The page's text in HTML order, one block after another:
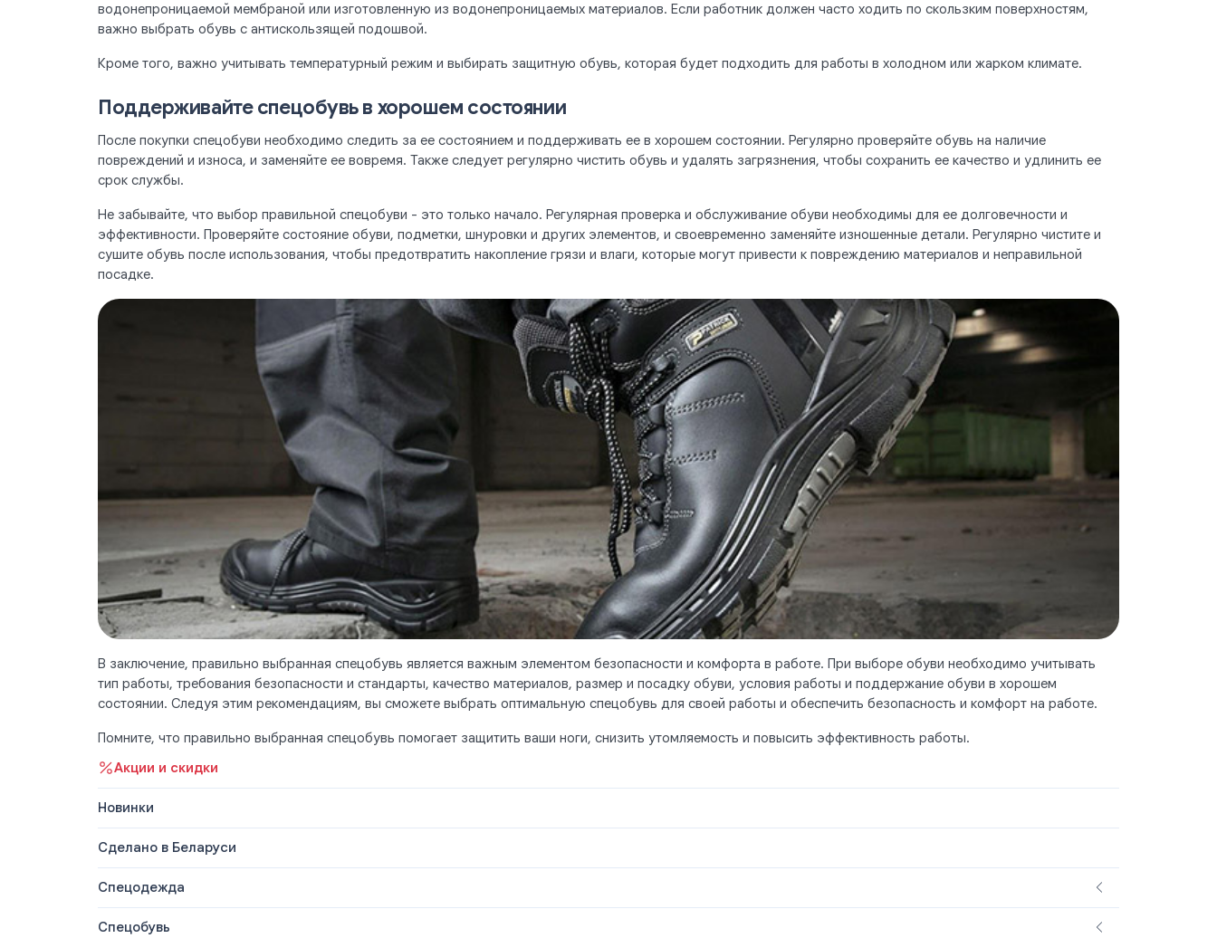
водонепроницаемой мембраной или изготовленную из водонепроницаемых материалов. Если работник должен часто ходить по скользким поверхностям,
важно выбрать обувь с антискользящей подошвой.
Кроме того, важно учитывать температурный режим и выбирать защитную обувь, которая будет подходить для работы в холодном или жарком климате.
Поддерживайте спецобувь в хорошем состоянии
После покупки спецобуви необходимо следить за ее состоянием и поддерживать ее в хорошем состоянии. Регулярно проверяйте обувь на наличие
повреждений и износа, и заменяйте ее вовремя. Также следует регулярно чистить обувь и удалять загрязнения, чтобы сохранить ее качество и удлинить ее
срок службы.
Не забывайте, что выбор правильной спецобуви - это только начало. Регулярная проверка и обслуживание обуви необходимы для ее долговечности и
эффективности. Проверяйте состояние обуви, подметки, шнуровки и других элементов, и своевременно заменяйте изношенные детали. Регулярно чистите и
сушите обувь после использования, чтобы предотвратить накопление грязи и влаги, которые могут привести к повреждению материалов и неправильной
посадке.
В заключение, правильно выбранная спецобувь является важным элементом безопасности и комфорта в работе. При выборе обуви необходимо учитывать
тип работы, требования безопасности и стандарты, качество материалов, размер и посадку обуви, условия работы и поддержание обуви в хорошем
состоянии. Следуя этим рекомендациям, вы сможете выбрать оптимальную спецобувь для своей работы и обеспечить безопасность и комфорт на работе.
Помните, что правильно выбранная спецобувь помогает защитить ваши ноги, снизить утомляемость и повысить эффективность работы.
Акции и скидки
Новинки
Сделано в Беларуси
Спецодежда
Спецобувь